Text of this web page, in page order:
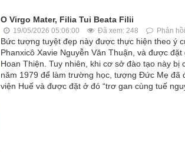
O Virgo Mater, Filia Tui Beata Filii
19/05/2026 05:06:00 Đã xem: 248 Phản
Bức tượng tuyệt đẹp này được thực hiện theo ý
Phanxicô Xavie Nguyễn Văn Thuận, và được
Hoan Thiện. Tuy nhiên, khi cơ sở đào tạo này bị
năm 1979 để làm trường học, tượng Đức Mẹ đã
viện Huế và được đặt ở đó “trơ gan cùng tuế